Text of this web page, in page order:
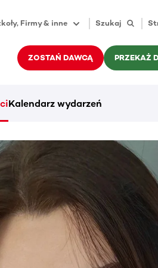
Firmy & inne Szukaj
ZOSTAŃ DAWCĄ PRZEKAŻ
Kalendarz wydarzeń